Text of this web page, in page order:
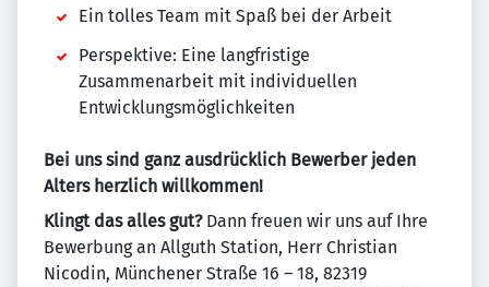
Ein tolles Team mit Spaß bei der Arbeit
Perspektive: Eine langfristige
Zusammenarbeit mit individuellen
Entwicklungsmöglichkeiten
Bei uns sind ganz ausdrücklich Bewerber jeden
Alters herzlich willkommen!
Klingt das alles gut?Dann freuen wir uns auf Ihre
Bewerbung an Allguth Station, Herr Christian
Nicodin, Münchener Straße 16 – 18, 82319